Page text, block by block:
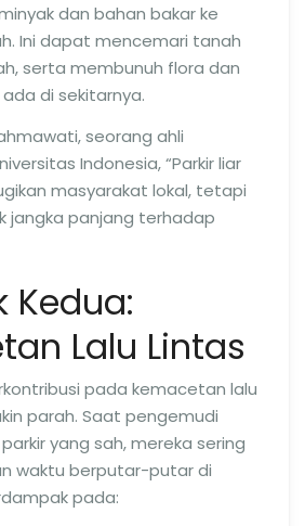
dan bahan bakar ke
Ini dapat mencemari tanah
serta membunuh flora dan
di sekitarnya.
seorang ahli
Indonesia, “Parkir liar
masyarakat lokal, tetapi
jangka panjang terhadap
Kedua:
Lalu Lintas
pada kemacetan lalu
parah. Saat pengemudi
yang sah, mereka sering
waktu berputar-putar di
pada: